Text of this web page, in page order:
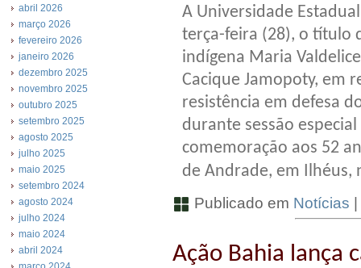
abril 2026
março 2026
fevereiro 2026
janeiro 2026
dezembro 2025
novembro 2025
outubro 2025
setembro 2025
agosto 2025
julho 2025
maio 2025
setembro 2024
agosto 2024
julho 2024
maio 2024
abril 2024
A Universidade
terça-feira (28), o título
indígena Maria
Cacique Jamopoty, em
resistência em defesa
durante sessão
comemoração aos 52
de Andrade, em Ilhéus,
Publicado em Notícias |
Ação Bahia lança